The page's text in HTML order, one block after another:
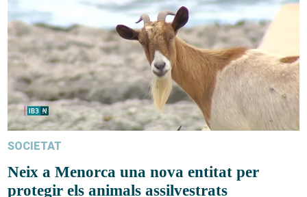
SOCIETAT
Neix a Menorca una nova entitat per
protegir els animals assilvestrats